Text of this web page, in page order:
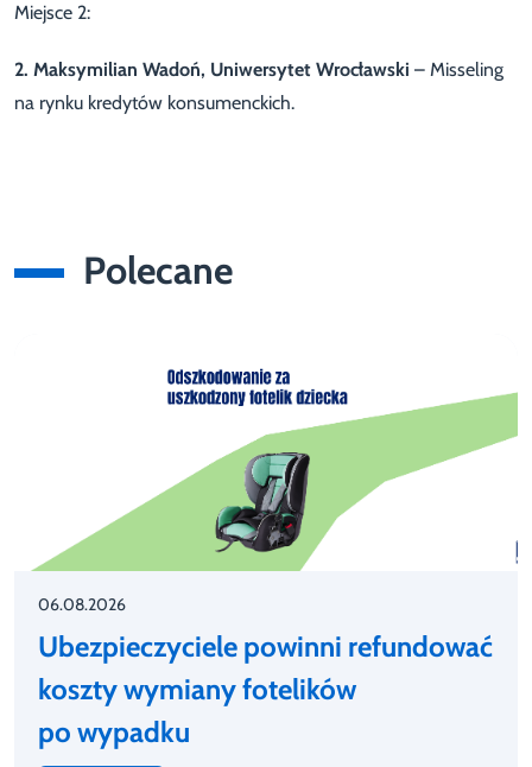
Miejsce 2:
2. Maksymilian Wadoń, Uniwersytet Wrocławski – Misseling
na rynku kredytów konsumenckich.
Polecane
06.08.2026
Ubezpieczyciele powinni refundować
koszty wymiany fotelików
po wypadku